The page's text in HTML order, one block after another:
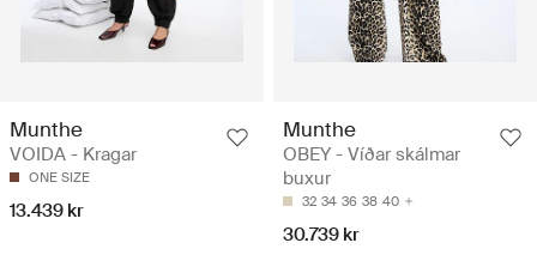
Munthe
VOIDA - Kragar
ONE SIZE
13.439 kr
Munthe
OBEY - Víðar skálmar
buxur
32 34 36 38 40
30.739 kr